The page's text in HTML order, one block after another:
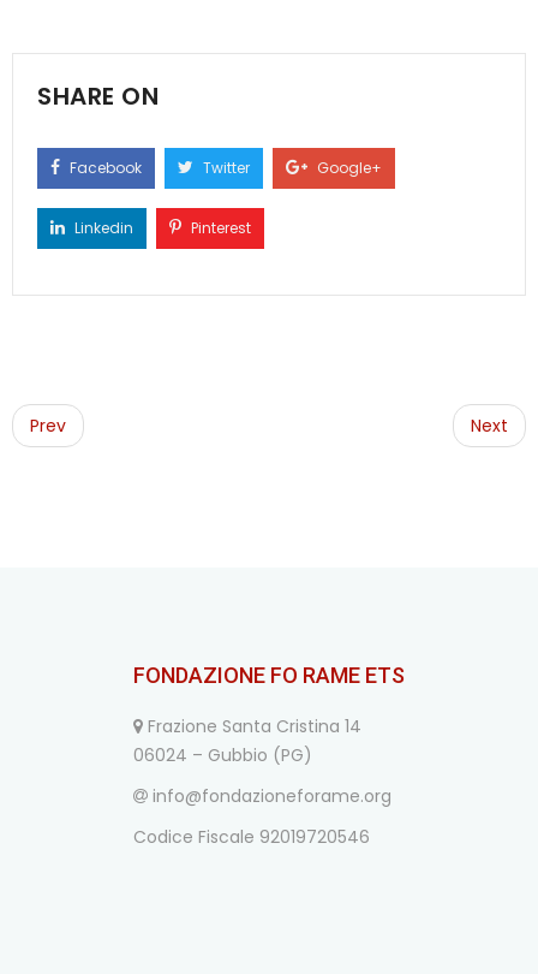
SHARE ON
Facebook Twitter Google+
Linkedin Pinterest
Post
navigation
Prev Next
FONDAZIONE FO RAME ETS
Frazione Santa Cristina 14
06024 – Gubbio (PG)
info@fondazioneforame.org
Codice Fiscale 92019720546